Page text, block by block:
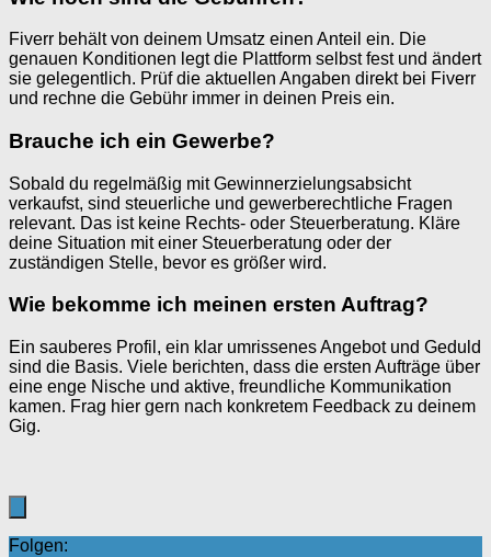
Fiverr behält von deinem Umsatz einen Anteil ein. Die
genauen Konditionen legt die Plattform selbst fest und ändert
sie gelegentlich. Prüf die aktuellen Angaben direkt bei Fiverr
und rechne die Gebühr immer in deinen Preis ein.
Brauche ich ein Gewerbe?
Sobald du regelmäßig mit Gewinnerzielungsabsicht
verkaufst, sind steuerliche und gewerberechtliche Fragen
relevant. Das ist keine Rechts- oder Steuerberatung. Kläre
deine Situation mit einer Steuerberatung oder der
zuständigen Stelle, bevor es größer wird.
Wie bekomme ich meinen ersten Auftrag?
Ein sauberes Profil, ein klar umrissenes Angebot und Geduld
sind die Basis. Viele berichten, dass die ersten Aufträge über
eine enge Nische und aktive, freundliche Kommunikation
kamen. Frag hier gern nach konkretem Feedback zu deinem
Gig.
Folgen: